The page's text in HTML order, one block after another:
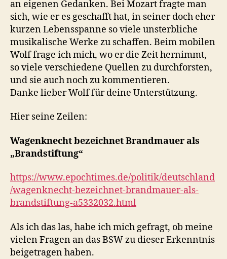
an eigenen Gedanken. Bei Mozart fragte man
sich, wie er es geschafft hat, in seiner doch eher
kurzen Lebensspanne so viele unsterbliche
musikalische Werke zu schaffen. Beim mobilen
Wolf frage ich mich, wo er die Zeit hernimmt,
so viele verschiedene Quellen zu durchforsten,
und sie auch noch zu kommentieren.
Danke lieber Wolf für deine Unterstützung.
Hier seine Zeilen:
Wagenknecht bezeichnet Brandmauer als
„Brandstiftung“
https://www.epochtimes.de/politik/deutschland
/wagenknecht-bezeichnet-brandmauer-als-
brandstiftung-a5332032.html
Als ich das las, habe ich mich gefragt, ob meine
vielen Fragen an das BSW zu dieser Erkenntnis
beigetragen haben.